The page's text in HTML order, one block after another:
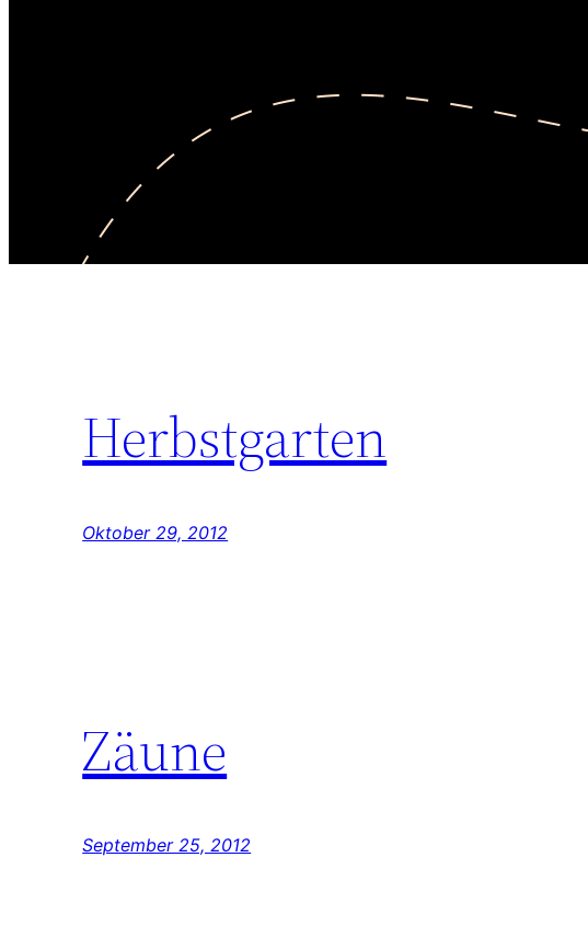
Herbstgarten
Oktober 29, 2012
Zäune
September 25, 2012